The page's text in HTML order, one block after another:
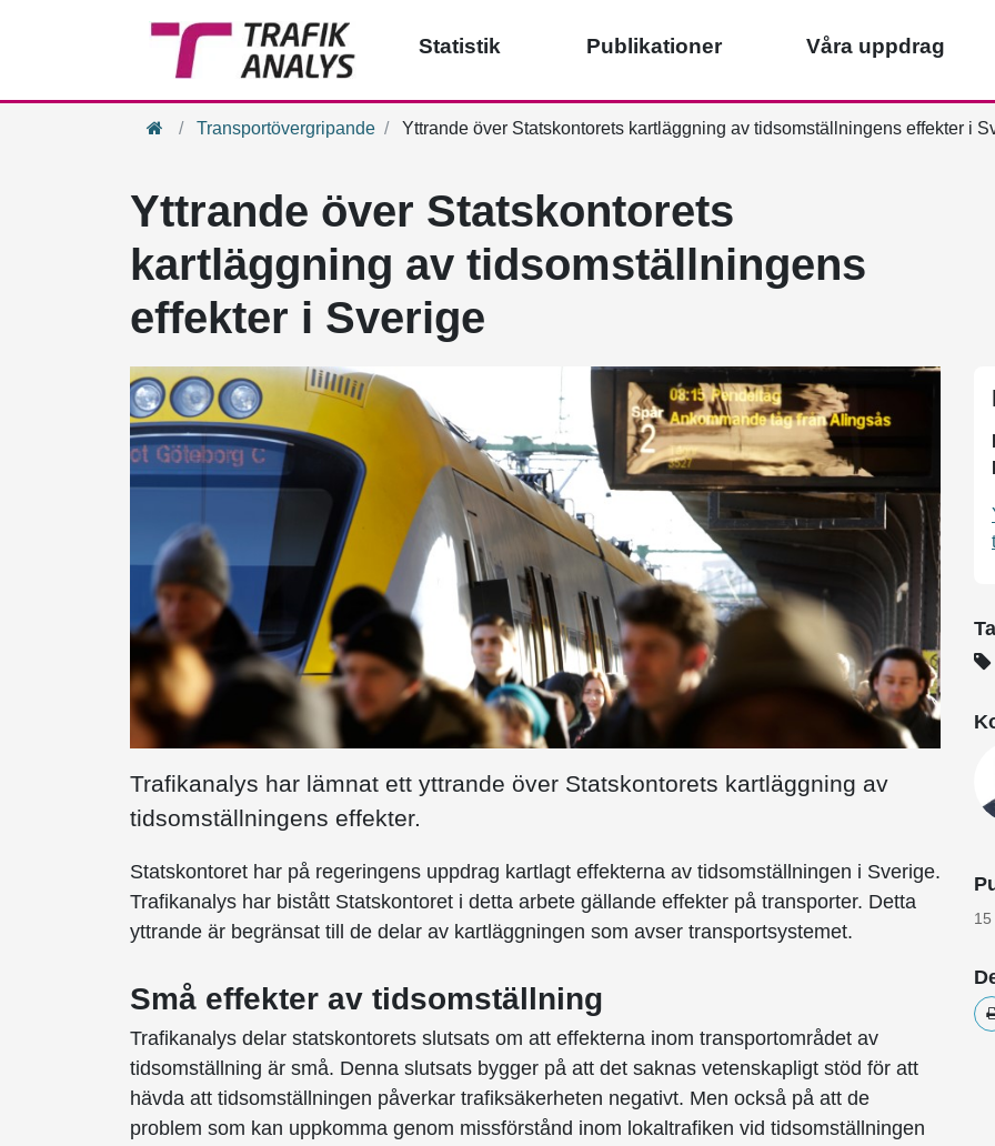
Statistik Publikationer Våra uppdrag
HemTransportövergripande Yttrande över Statskontorets kartläggning av tidsomställningens effekter i
Yttrande över Statskontorets
kartläggning av tidsomställningens
effekter i Sverige
Trafikanalys har lämnat ett yttrande över Statskontorets kartläggning av
tidsomställningens effekter.
Statskontoret har på regeringens uppdrag kartlagt effekterna av tidsomställningen i Sverige.
Trafikanalys har bistått Statskontoret i detta arbete gällande effekter på transporter. Detta
yttrande är begränsat till de delar av kartläggningen som avser transportsystemet.
Små effekter av tidsomställning
Trafikanalys delar statskontorets slutsats om att effekterna inom transportområdet av
tidsomställning är små. Denna slutsats bygger på att det saknas vetenskapligt stöd för att
hävda att tidsomställningen påverkar trafiksäkerheten negativt. Men också på att de
problem som kan uppkomma genom missförstånd inom lokaltrafiken vid tidsomställningen